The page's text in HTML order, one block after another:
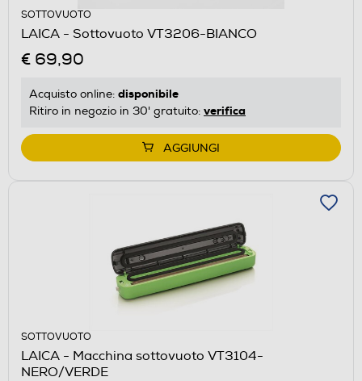
SOTTOVUOTO
LAICA - Sottovuoto VT3206-BIANCO
€ 69,90
Acquisto online: disponibile
Ritiro in negozio in 30' gratuito: verifica
AGGIUNGI
SOTTOVUOTO
LAICA - Macchina sottovuoto VT3104-
NERO/VERDE